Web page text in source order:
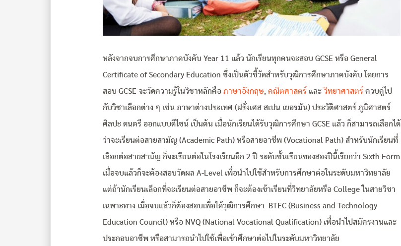
หลังจากจบการศึกษาภาคบังคับ Year 11 แล้ว นักเรียนทุกคนจะสอบ GCSE หรือ General
Certificate of Secondary Education ซึ่งเป็นตัวชี้วัดสำหรับวุฒิการศึกษาภาคบังคับ โดยการ
สอบ GCSE จะวัดความรู้ในวิชาหลักคือ ภาษาอังกฤษ, คณิตศาสตร์ และ วิทยาศาสตร์ ควบคู่ไป
กับวิชาเลือกต่าง ๆ เช่น ภาษาต่างประเทศ (ฝรั่งเศส สเปน เยอรมัน) ประวัติศาสตร์ ภูมิศาสตร์
ศิลปะ ดนตรี ออกแบบดีไซน์ เป็นต้น เมื่อนักเรียนได้รับวุฒิการศึกษา GCSE แล้ว ก็สามารถเลือกได้
ว่าจะเรียนต่อสายสามัญ (Academic Path) หรือสายอาชีพ (Vocational Path) สำหรับนักเรียนที่
เลือกต่อสายสามัญ ก็จะเรียนต่อในโรงเรียนอีก 2 ปี ระดับชั้นเรียนของสองปีนี้เรียกว่า Sixth Form
เมื่อจบแล้วก็จะต้องสอบวัดผล A-Level เพื่อนำไปใช้สำหรับการศึกษาต่อในระดับมหาวิทยาลัย
แต่ถ้านักเรียนเลือกที่จะเรียนต่อสายอาชีพ ก็จะต้องเข้าเรียนที่วิทยาลัยหรือ College ในสายวิชา
เฉพาะทาง เมื่อจบแล้วก็ต้องสอบเพื่อได้วุฒิการศึกษา BTEC (Business and Technology
Education Council) หรือ NVQ (National Vocational Qualification) เพื่อนำไปสมัครงานและ
ประกอบอาชีพ หรือสามารถนำไปใช้เพื่อเข้าศึกษาต่อไปในระดับมหาวิทยาลัย